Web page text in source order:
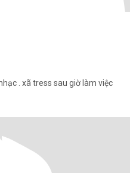
hước. thích hát thích nhạc . xã tress sau giờ làm việc